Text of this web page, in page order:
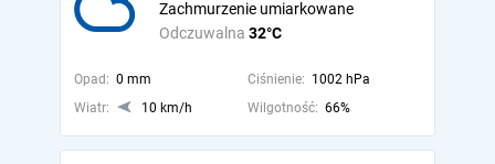
Odczuwalna 32°C
Zachmurzenie umiarkowane
Opad: 0 mm Ciśnienie: 1002 hPa
Wiatr:
10 km/h Wilgotność: 66%